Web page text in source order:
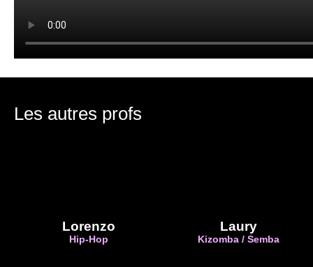
Les autres profs
Lorenzo
Hip-Hop
Laury
Kizomba / Semba